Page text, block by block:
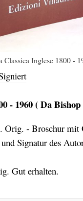
Inglese 1800 -
- 1960 ( Da
Orig. - Broschur mit
Signatur des
Gut erhalten.